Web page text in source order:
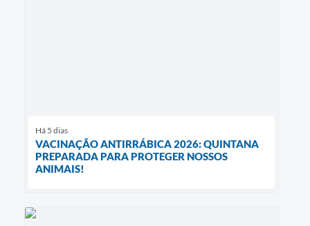
Há 5 dias
VACINAÇÃO ANTIRRÁBICA 2026: QUINTANA
PREPARADA PARA PROTEGER NOSSOS
ANIMAIS!